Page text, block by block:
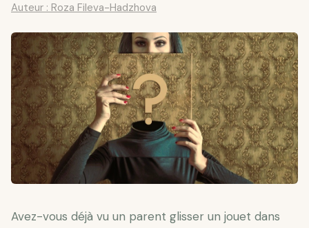
Auteur : Roza Fileva-Hadzhova
Avez-vous déjà vu un parent glisser un jouet dans